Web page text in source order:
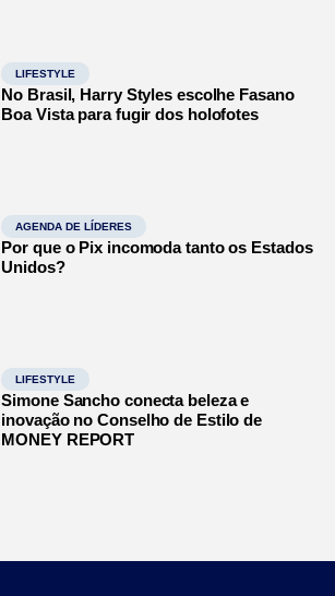
LIFESTYLE
No Brasil, Harry Styles escolhe Fasano
Boa Vista para fugir dos holofotes
AGENDA DE LÍDERES
Por que o Pix incomoda tanto os Estados
Unidos?
LIFESTYLE
Simone Sancho conecta beleza e
inovação no Conselho de Estilo de
MONEY REPORT